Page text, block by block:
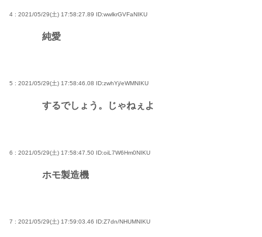
4 : 2021/05/29(土) 17:58:27.89 ID:wwlkrGVFaNIKU
純愛
5 : 2021/05/29(土) 17:58:46.08 ID:zwhYj/eWMNIKU
するでしょう。じゃねぇよ
6 : 2021/05/29(土) 17:58:47.50 ID:oiL7W6Hm0NIKU
ホモ製造機
7 : 2021/05/29(土) 17:59:03.46 ID:Z7dn/NHUMNIKU